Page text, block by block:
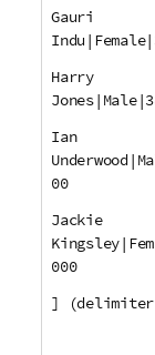
Gauri
Harry
Ian
00
Jackie
000
]